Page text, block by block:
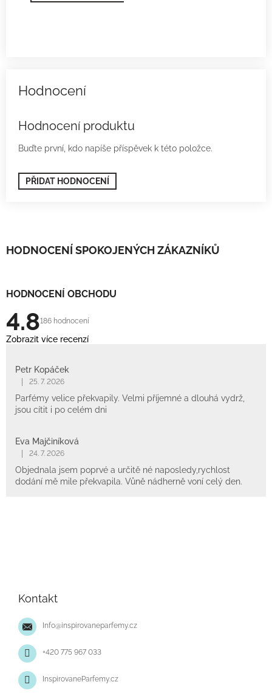
Hodnocení produktu
Buďte první, kdo napíše příspěvek k této položce.
PŘIDAT HODNOCENÍ
HODNOCENÍ SPOKOJENÝCH ZÁKAZNÍKŮ
HODNOCENÍ OBCHODU
4.8186 hodnocení
Zobrazit více recenzí
Petr Kopáček
25. 7. 2026
Parfémy velice překvapily. Velmi příjemné a dlouhá vydrž,
jsou cítit i po celém dni
Eva Majčiníková
24. 7. 2026
Objednala jsem poprvé a určitě né naposledy,rychlost
dodání mě mile překvapila. Vůně nádherně voní celý den.
Kontakt
Info@inspirovaneparfemy.cz
+420 775 967 033
InspirovaneParfemy.cz